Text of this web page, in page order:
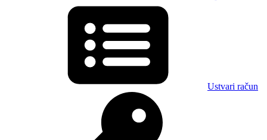
Ustvari račun